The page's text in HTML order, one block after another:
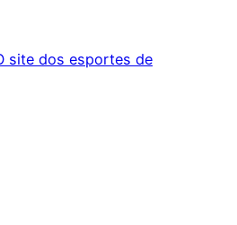
site dos esportes de